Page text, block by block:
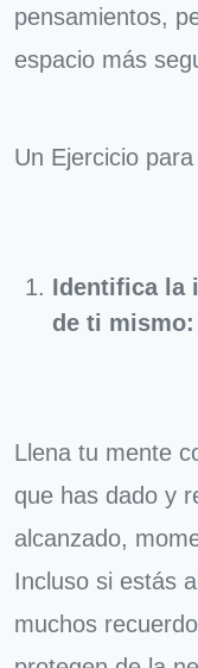
pensamientos,
espacio más
Un Ejercicio
Identifica la
de ti mismo:
Llena tu mente
que has dado y
alcanzado,
Incluso si estás
muchos